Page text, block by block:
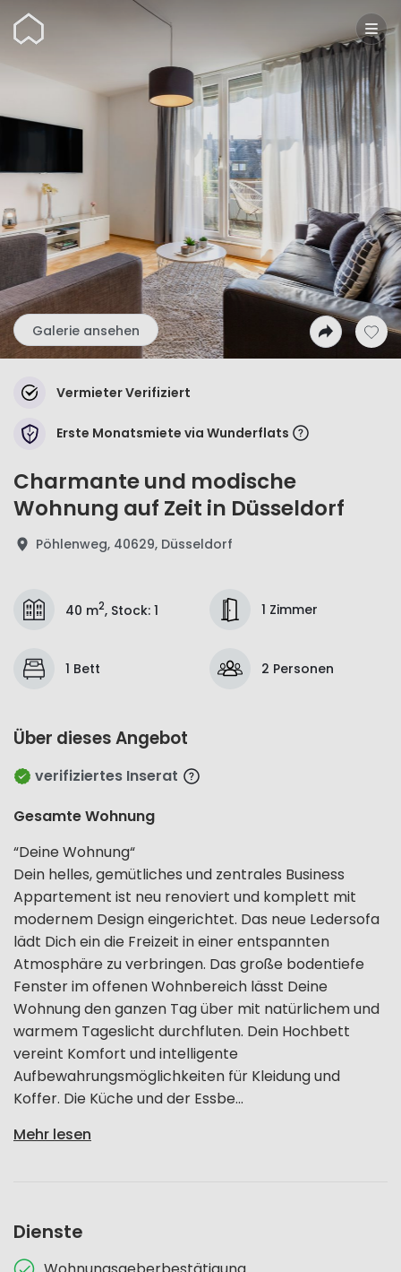
Wunderflats
Galerie ansehen
Vermieter Verifiziert
Erste Monatsmiete via Wunderflats
Charmante und modische
Wohnung auf Zeit in Düsseldorf
Pöhlenweg, 40629, Düsseldorf
40 m2, Stock: 1 1 Zimmer
1 Bett 2 Personen
Über dieses Angebot
verifiziertes Inserat
Gesamte Wohnung
“Deine Wohnung“
Dein helles, gemütliches und zentrales Business
Appartement ist neu renoviert und komplett mit
modernem Design eingerichtet. Das neue Ledersofa
lädt Dich ein die Freizeit in einer entspannten
Atmosphäre zu verbringen. Das große bodentiefe
Fenster im offenen Wohnbereich lässt Deine
Wohnung den ganzen Tag über mit natürlichem und
warmem Tageslicht durchfluten. Dein Hochbett
vereint Komfort und intelligente
Aufbewahrungsmöglichkeiten für Kleidung und
Koffer. Die Küche und der Essbe...
Mehr lesen
Dienste